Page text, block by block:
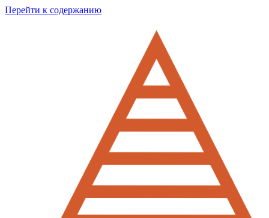
Перейти к содержанию